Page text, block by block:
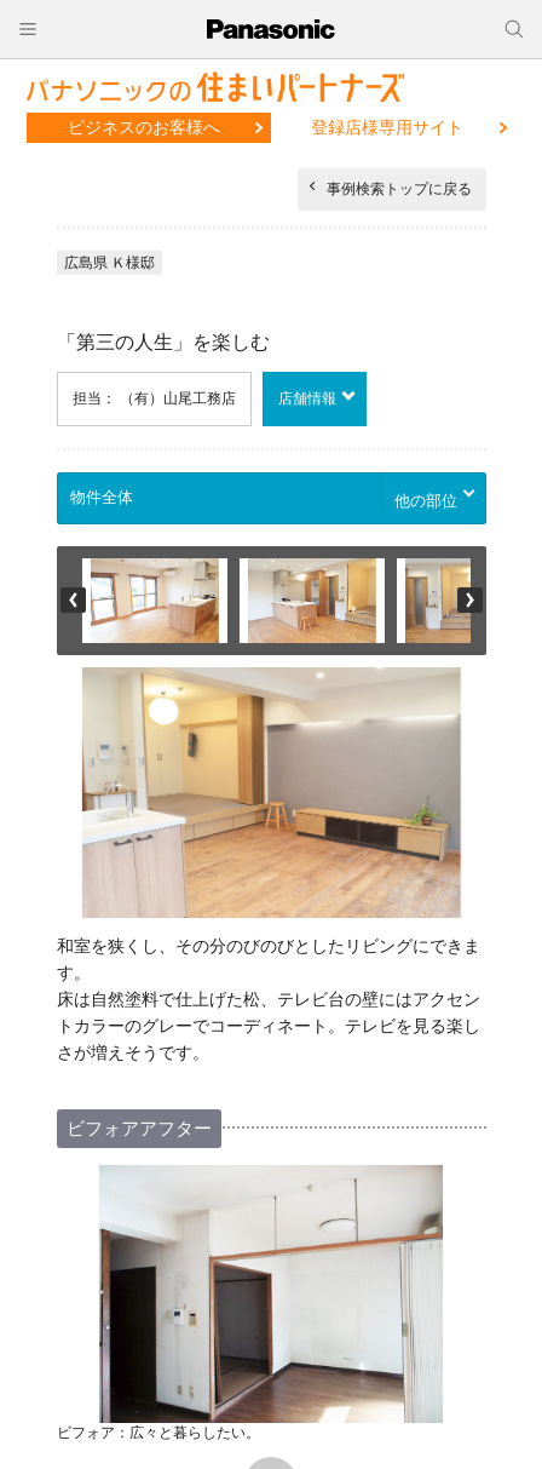
ビジネスのお客様へ 登録店様専用サイト
事例検索トップに戻る
広島県 Ｋ様邸
「第三の人生」を楽しむ
担当： （有）山尾工務店 店舗情報
他の部位
和室を狭くし、その分のびのびとしたリビングにできま
す。
床は自然塗料で仕上げた松、テレビ台の壁にはアクセン
トカラーのグレーでコーディネート。テレビを見る楽し
さが増えそうです。
ビフォアアフター
ビフォア：広々と暮らしたい。